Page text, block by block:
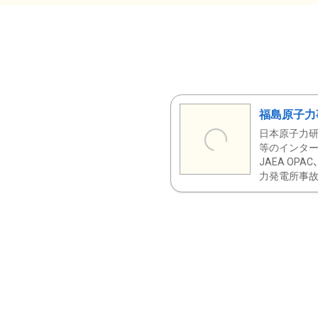
福島原子
日本原子力
等のインタ
JAEA OPAC
力発電所事